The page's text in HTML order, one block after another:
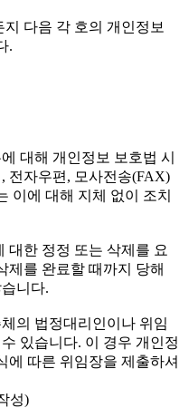
다음 각 호의 개인정보
.
대해 개인정보 보호법 시
전자우편, 모사전송(FAX)
이에 대해 지체 없이 조치
한 정정 또는 삭제를 요
제를 완료할 때까지 당해
니다.
의 법정대리인이나 위임
있습니다. 이 경우 개인정
에 따른 위임장을 제출하셔
성)